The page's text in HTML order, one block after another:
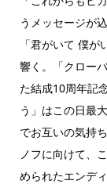
うメッセージが
「君がいて 僕
響く。「クロー
た結成10周年記
う」はこの日最
でお互いの気持
ノフに向けて、
められたエンデ